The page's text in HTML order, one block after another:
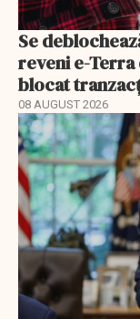
Se
reveni e-
blocat
08 AUGUST 2026